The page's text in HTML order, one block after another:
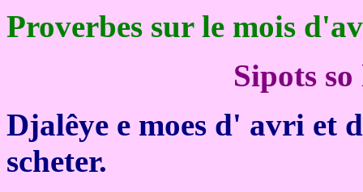
Proverbes sur le mois
Sipots
Djalêye e moes d' avri et
scheter.